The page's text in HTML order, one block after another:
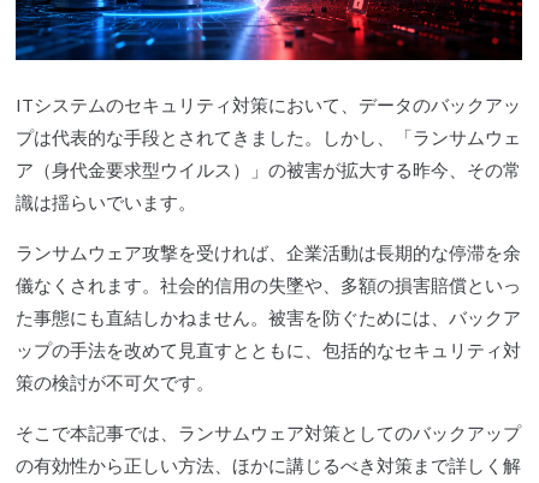
ITシステムのセキュリティ対策において、データのバックアッ
プは代表的な手段とされてきました。しかし、「ランサムウェ
ア（身代金要求型ウイルス）」の被害が拡大する昨今、その常
識は揺らいでいます。
ランサムウェア攻撃を受ければ、企業活動は長期的な停滞を余
儀なくされます。社会的信用の失墜や、多額の損害賠償といっ
た事態にも直結しかねません。被害を防ぐためには、バックア
ップの手法を改めて見直すとともに、包括的なセキュリティ対
策の検討が不可欠です。
そこで本記事では、ランサムウェア対策としてのバックアップ
の有効性から正しい方法、ほかに講じるべき対策まで詳しく解